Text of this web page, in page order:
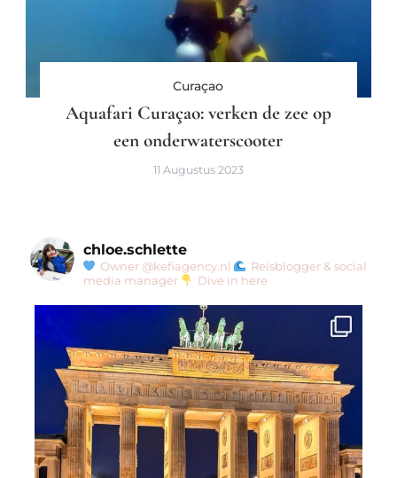
Curaçao
Aquafari Curaçao: verken de zee op
een onderwaterscooter
11 Augustus 2023
chloe.schlette
Owner @kefiagency.nl
Reisblogger & social
media manager
Dive in here